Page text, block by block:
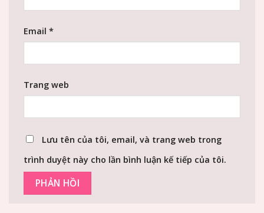
Email *
Trang web
Lưu tên của tôi, email, và trang web trong
trình duyệt này cho lần bình luận kế tiếp của tôi.